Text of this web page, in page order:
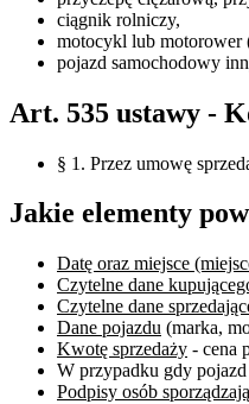
ciągnik rolniczy,
motocykl lub motorower
pojazd samochodowy
Art. 535 ustawy -
§ 1. Przez umowę
Jakie elementy
Datę oraz miejsce
Czytelne dane
Czytelne dane
Dane pojazdu (marka,
Kwotę sprzedaży - cena
W przypadku gdy
Podpisy osób